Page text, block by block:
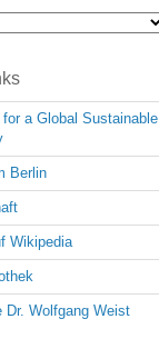
a Global Sustainable
Berlin
Wikipedia
Dr. Wolfgang Weist